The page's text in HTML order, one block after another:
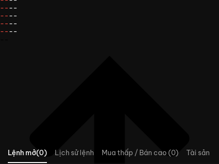
----
----
----
----
Lệnh mở(0) Lịch sử lệnh Mua thấp / Bán cao (0)
Tài sản